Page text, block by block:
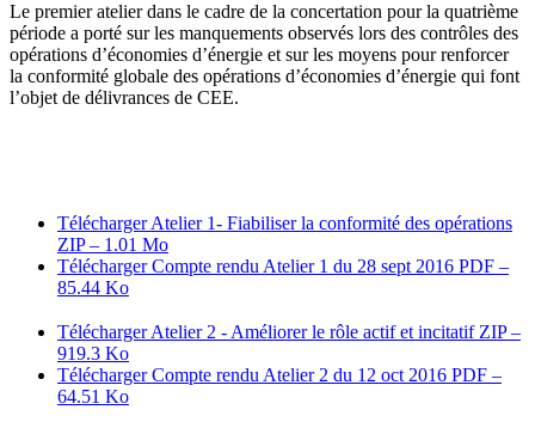
Le premier atelier dans le cadre de la concertation pour la quatrième
période a porté sur les manquements observés lors des contrôles des
opérations d’économies d’énergie et sur les moyens pour renforcer
la conformité globale des opérations d’économies d’énergie qui font
l’objet de délivrances de CEE.
Télécharger Atelier 1- Fiabiliser la conformité des opérations
ZIP – 1.01 Mo
Télécharger Compte rendu Atelier 1 du 28 sept 2016 PDF –
85.44 Ko
Télécharger Atelier 2 - Améliorer le rôle actif et incitatif ZIP –
919.3 Ko
Télécharger Compte rendu Atelier 2 du 12 oct 2016 PDF –
64.51 Ko